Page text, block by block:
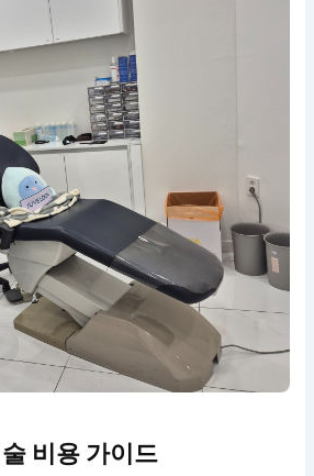
비용 가이드